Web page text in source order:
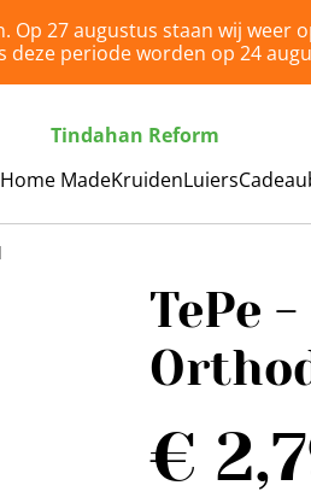
Op 27 augustus staan wij weer
deze periode worden op 24
Tindahan Reform
MadeKruidenLuiers
TePe
€